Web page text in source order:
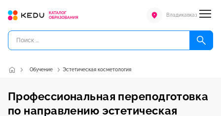
Владикавказ
Обучение Эстетическая косметология
Профессиональная переподготовка
по направлению эстетическая